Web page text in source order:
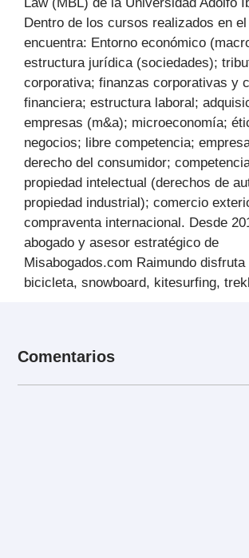
Dentro de los cursos realizados en
encuentra: Entorno económico
estructura jurídica (sociedades);
corporativa; finanzas corporativas y
financiera; estructura laboral;
empresas (m&a); microeconomía;
negocios; libre competencia;
derecho del consumidor;
propiedad intelectual (derechos de
propiedad industrial); comercio
compraventa internacional. Desde
abogado y asesor estratégico de
Misabogados.com Raimundo disfruta
bicicleta, snowboard, kitesurfing,
Comentarios